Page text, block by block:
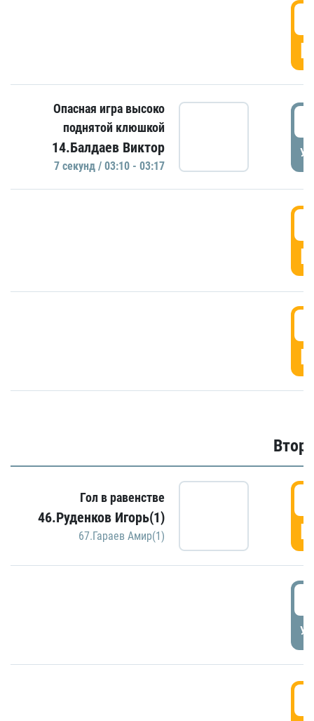
Опасная игра высоко
поднятой клюшкой
14.Балдаев Виктор
7 секунд / 03:10 - 03:17
Гол в равенстве
46.Руденков Игорь(1)
67.Гараев Амир(1)